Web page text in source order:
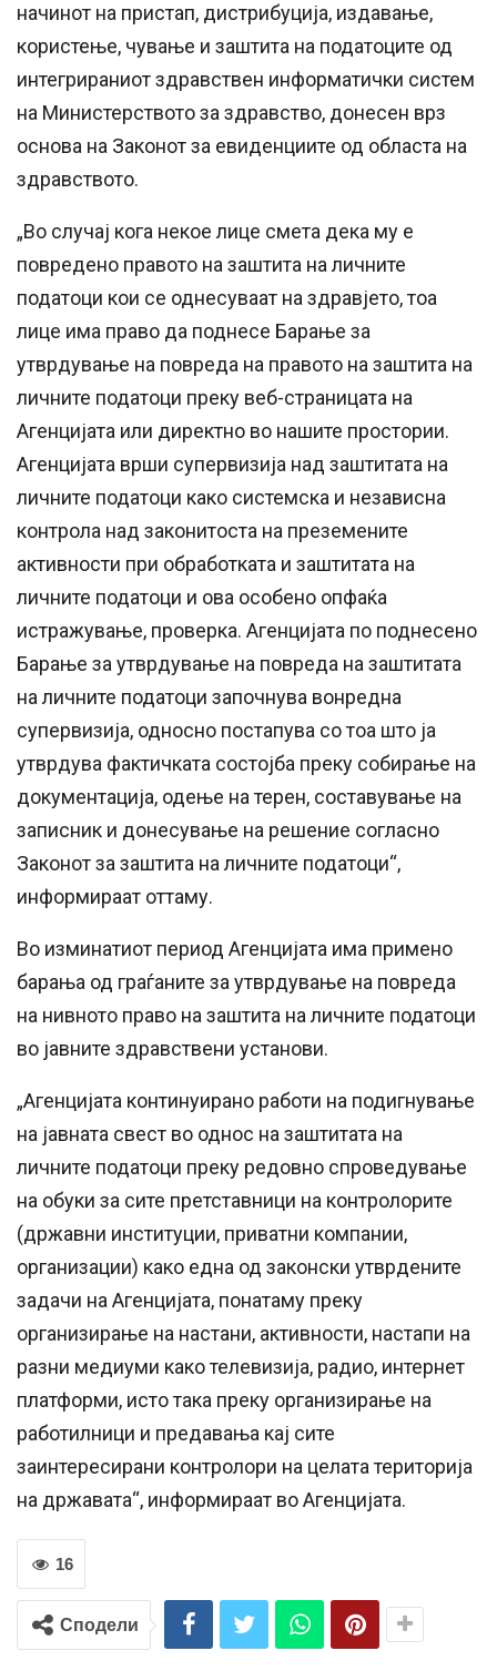
начинот на пристап, дистрибуција, издавање,
користење, чување и заштита на податоците од
интегрираниот здравствен информатички систем
на Министерството за здравство, донесен врз
основа на Законот за евиденциите од областа на
здравството.
„Во случај кога некое лице смета дека му е
повредено правото на заштита на личните
податоци кои се однесуваат на здравјето, тоа
лице има право да поднесе Барање за
утврдување на повреда на правото на заштита на
личните податоци преку веб-страницата на
Агенцијата или директно во нашите простории.
Агенцијата врши супервизија над заштитата на
личните податоци како системска и независна
контрола над законитоста на преземените
активности при обработката и заштитата на
личните податоци и ова особено опфаќа
истражување, проверка. Агенцијата по поднесено
Барање за утврдување на повреда на заштитата
на личните податоци започнува вонредна
супервизија, односно постапува со тоа што ја
утврдува фактичката состојба преку собирање на
документација, одење на терен, составување на
записник и донесување на решение согласно
Законот за заштита на личните податоци“,
информираат оттаму.
Во изминатиот период Агенцијата има примено
барања од граѓаните за утврдување на повреда
на нивното право на заштита на личните податоци
во јавните здравствени установи.
„Агенцијата континуирано работи на подигнување
на јавната свест во однос на заштитата на
личните податоци преку редовно спроведување
на обуки за сите претставници на контролорите
(државни институции, приватни компании,
организации) како една од законски утврдените
задачи на Агенцијата, понатаму преку
организирање на настани, активности, настапи на
разни медиуми како телевизија, радио, интернет
платформи, исто така преку организирање на
работилници и предавања кај сите
заинтересирани контролори на целата територија
на државата“, информираат во Агенцијата.
16
Сподели